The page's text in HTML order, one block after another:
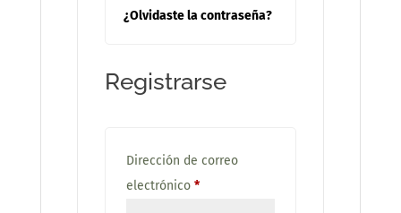
¿Olvidaste la contraseña?
Registrarse
Dirección de correo
electrónico *Obligatorio